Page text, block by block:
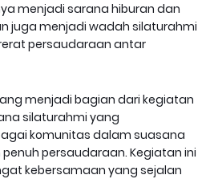
menjadi sarana hiburan dan
juga menjadi wadah silaturahmi
persaudaraan antar
menjadi bagian dari kegiatan
silaturahmi yang
komunitas dalam suasana
persaudaraan. Kegiatan ini
kebersamaan yang sejalan